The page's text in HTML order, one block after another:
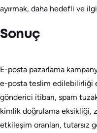
ayırmak, daha hedefli ve
Sonuç
E-posta pazarlama
e-posta teslim edilebilirliği
gönderici itibarı, spam
kimlik doğrulama eksikliği,
etkileşim oranları, tutarsız